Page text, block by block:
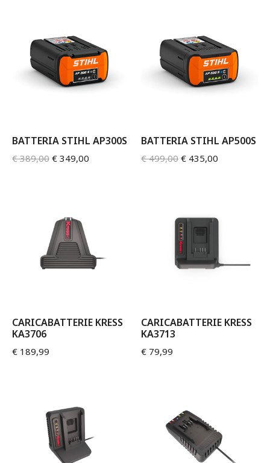
BATTERIA STIHL AP300S
€389,00 € 349,00
BATTERIA STIHL AP500S
€499,00 € 435,00
CARICABATTERIE KRESS
KA3706
€ 189,99
CARICABATTERIE KRESS
KA3713
€ 79,99